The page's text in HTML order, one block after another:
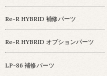
Re-R HYBRID 補修パーツ
Re-R HYBRID オプションパーツ
LP-86 補修パーツ